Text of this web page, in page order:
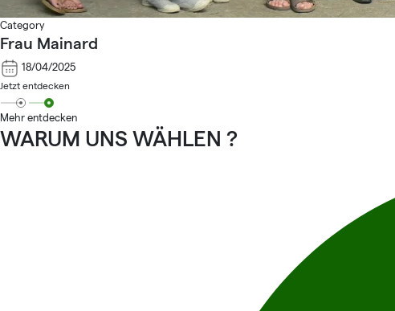
Category
Frau Mainard
18/04/2025
Jetzt entdecken
Mehr entdecken
WARUM UNS WÄHLEN ?